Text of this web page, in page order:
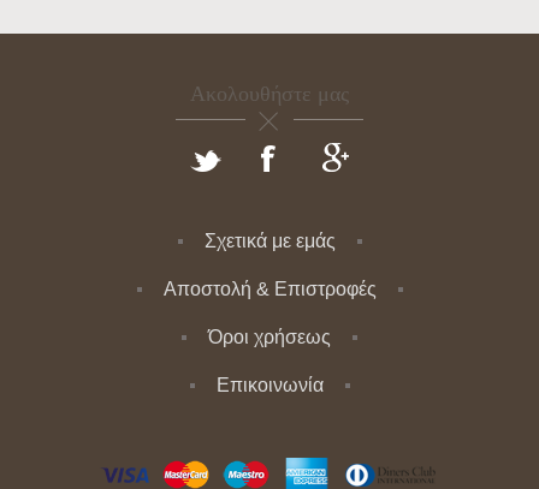
Ακολουθήστε μας
Σχετικά με εμάς
Αποστολή & Επιστροφές
Όροι χρήσεως
Επικοινωνία